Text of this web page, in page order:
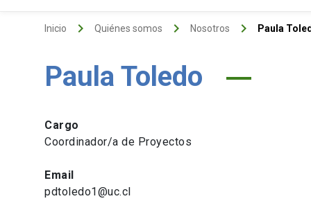
Inicio keyboard_arrow_right Quiénes somos keyboard_arrow_right Nosotros keyboard_arrow_right Paula
Paula Toledo
Cargo
Coordinador/a de Proyectos
Email
pdtoledo1@uc.cl